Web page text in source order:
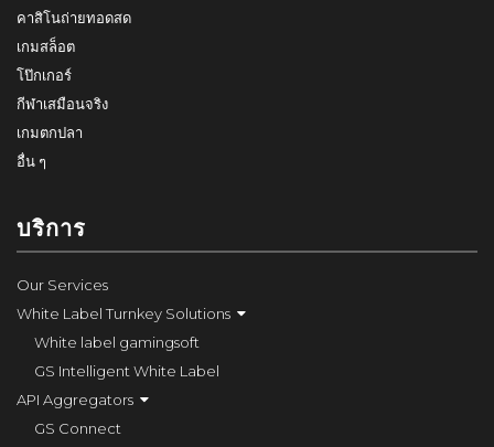
คาสิโนถ่ายทอดสด
เกมสล็อต
โป๊กเกอร์
กีฬาเสมือนจริง
เกมตกปลา
อื่น ๆ
บริการ
Our Services
White Label Turnkey Solutions
White label gamingsoft
GS Intelligent White Label
API Aggregators
GS Connect